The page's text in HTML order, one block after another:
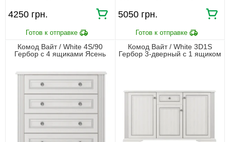
4250 грн. 5050 грн.
Комод Вайт / White 4S/90
Гербор с 4 ящиками Ясень
Комод Вайт / White 3D1S
Гербор 3-дверный с 1 ящиком